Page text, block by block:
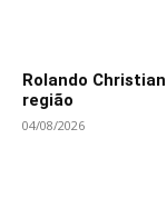
Rolando
região
04/08/2026